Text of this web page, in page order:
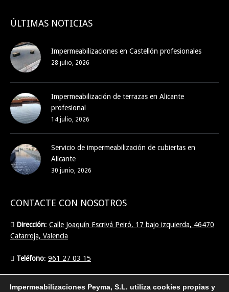
ÚLTIMAS NOTICIAS
Impermeabilizaciones en Castellón profesionales
28 julio, 2026
Impermeabilización de terrazas en Alicante
profesional
14 julio, 2026
Servicio de impermeabilización de cubiertas en
Alicante
30 junio, 2026
CONTACTE CON NOSOTROS
Dirección: Calle Joaquín Escrivá Peiró, 17 bajo izquierda, 46470
Catarroja, Valencia
Teléfono: 961 27 03 15
Impermeabilizaciones Peyma, S.L. utiliza cookies propias y